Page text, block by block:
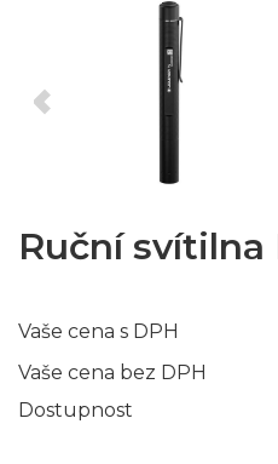
Ruční
Vaše cena s DPH
Vaše cena bez DPH
Dostupnost